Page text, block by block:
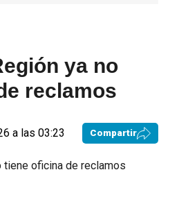
ya no
reclamos
a las 03:23 Compartir